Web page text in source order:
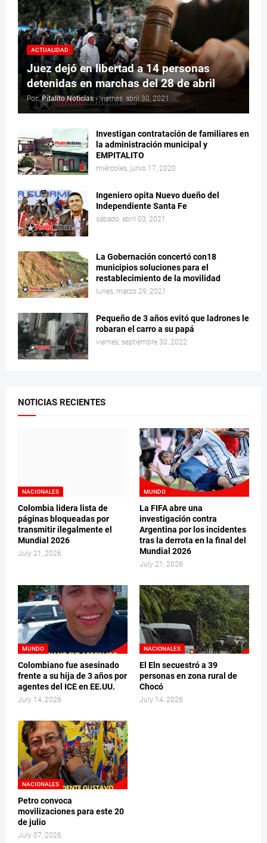
ACTUALIDAD
Juez dejó en libertad a 14 personas
detenidas en marchas del 28 de abril
Por: Pitalito Noticias - viernes, abril 30, 2021
Investigan contratación de familiares en
la administración municipal y
EMPITALITO
miércoles, junio 17, 2020
Ingeniero opita Nuevo dueño del
Independiente Santa Fe
sábado, abril 03, 2021
La Gobernación concertó con18
municipios soluciones para el
restablecimiento de la movilidad
lunes, marzo 29, 2021
Pequeño de 3 años evitó que ladrones le
robaran el carro a su papá
viernes, septiembre 30, 2022
NOTICIAS RECIENTES
NACIONALES
Colombia lidera lista de
páginas bloqueadas por
transmitir ilegalmente el
Mundial 2026
July 21, 2026
MUNDO
La FIFA abre una
investigación contra
Argentina por los incidentes
tras la derrota en la final del
Mundial 2026
July 21, 2026
MUNDO
Colombiano fue asesinado
frente a su hija de 3 años por
agentes del ICE en EE.UU.
July 14, 2026
NACIONALES
El Eln secuestró a 39
personas en zona rural de
Chocó
July 14, 2026
NACIONALES
Petro convoca
movilizaciones para este 20
de julio
July 07, 2026